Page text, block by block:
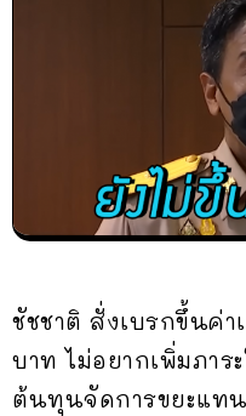
ชัชชาติ สั่งเบรกขึ้นค่า
บาท ไม่อยากเพิ่มภาร
ต้นทุนจัดการขยะแทน